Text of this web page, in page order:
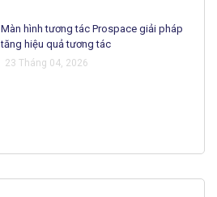
Màn hình tương tác Prospace giải pháp
tăng hiệu quả tương tác
23 Tháng 04, 2026